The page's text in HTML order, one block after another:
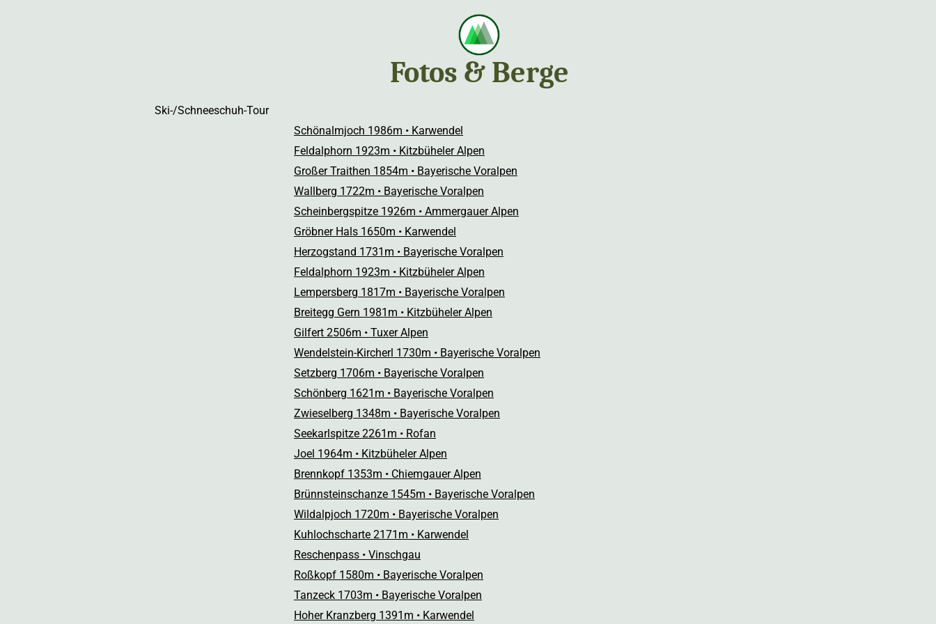
Fotos & Berge
Ski-/Schneeschuh-Tour
Schönalmjoch 1986m • Karwendel
Feldalphorn 1923m • Kitzbüheler Alpen
Großer Traithen 1854m • Bayerische Voralpen
Wallberg 1722m • Bayerische Voralpen
Scheinbergspitze 1926m • Ammergauer Alpen
Gröbner Hals 1650m • Karwendel
Herzogstand 1731m • Bayerische Voralpen
Feldalphorn 1923m • Kitzbüheler Alpen
Lempersberg 1817m • Bayerische Voralpen
Breitegg Gern 1981m • Kitzbüheler Alpen
Gilfert 2506m • Tuxer Alpen
Wendelstein-Kircherl 1730m • Bayerische Voralpen
Setzberg 1706m • Bayerische Voralpen
Schönberg 1621m • Bayerische Voralpen
Zwieselberg 1348m • Bayerische Voralpen
Seekarlspitze 2261m • Rofan
Joel 1964m • Kitzbüheler Alpen
Brennkopf 1353m • Chiemgauer Alpen
Brünnsteinschanze 1545m • Bayerische Voralpen
Wildalpjoch 1720m • Bayerische Voralpen
Kuhlochscharte 2171m • Karwendel
Reschenpass • Vinschgau
Roßkopf 1580m • Bayerische Voralpen
Tanzeck 1703m • Bayerische Voralpen
Hoher Kranzberg 1391m • Karwendel